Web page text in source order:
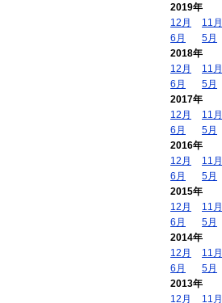
2019年
12月
11月
6月
5月
2018年
12月
11月
6月
5月
2017年
12月
11月
6月
5月
2016年
12月
11月
6月
5月
2015年
12月
11月
6月
5月
2014年
12月
11月
6月
5月
2013年
12月
11月